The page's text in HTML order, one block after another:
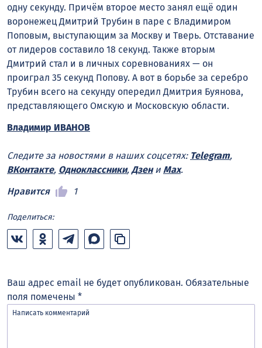
одну секунду. Причём второе место занял ещё один
воронежец Дмитрий Трубин в паре с Владимиром
Поповым, выступающим за Москву и Тверь. Отставание
от лидеров составило 18 секунд. Также вторым
Дмитрий стал и в личных соревнованиях — он
проиграл 35 секунд Попову. А вот в борьбе за серебро
Трубин всего на секунду опередил Дмитрия Буянова,
представляющего Омскую и Московскую области.
Владимир ИВАНОВ
Следите за новостями в наших соцсетях: Telegram,
ВКонтакте, Одноклассники, Дзени Max.
Нравится
1
Поделиться:
Ваш адрес email не будет опубликован. Обязательные
поля помечены *